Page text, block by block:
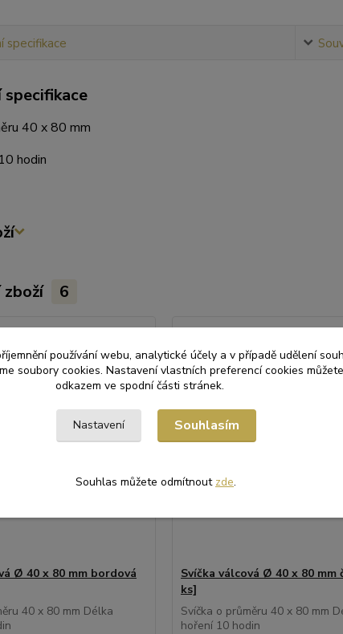
specifikace
40 x 80 mm
hodin
zboží 6
Ø 40 x 80 mm bordová
40 x 80 mm Délka
Svíčka válcová Ø 40 x 80 mm
ks]
Svíčka o průměru 40 x 80 mm
hoření 10 hodin
používání webu, analytické účely a v případě udělení
soubory cookies. Nastavení vlastních preferencí cookies
odkazem ve spodní části stránek.
Nastavení Souhlasím
Souhlas můžete odmítnout zde.